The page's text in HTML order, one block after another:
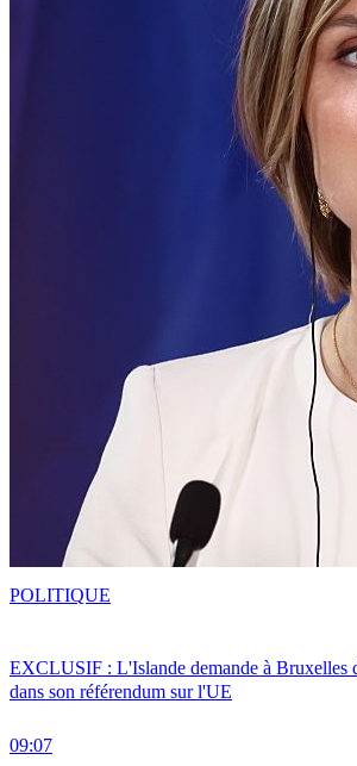
EXCLUSIF : L'Islande demande à Bruxelles
dans son référendum sur l'UE
09:07
POLITIQUE